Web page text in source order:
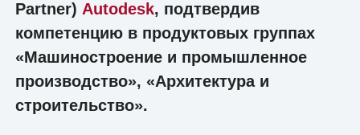
Partner) Autodesk, подтвердив
компетенцию в продуктовых группах
«Машиностроение и промышленное
производство», «Архитектура и
строительство».